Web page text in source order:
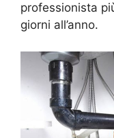
professionista
giorni all’anno.